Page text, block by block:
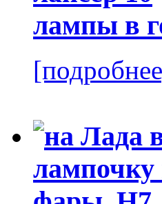
лампы в